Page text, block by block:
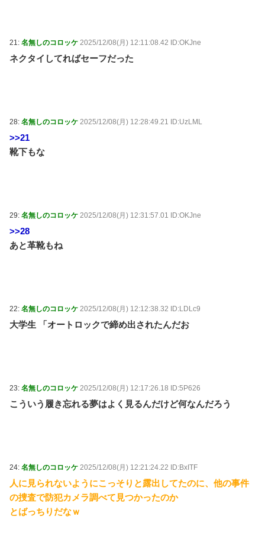
21: 名無しのコロッケ 2025/12/08(月) 12:11:08.42 ID:OKJne
ネクタイしてればセーフだった
28: 名無しのコロッケ 2025/12/08(月) 12:28:49.21 ID:UzLML
>>21
靴下もな
29: 名無しのコロッケ 2025/12/08(月) 12:31:57.01 ID:OKJne
>>28
あと革靴もね
22: 名無しのコロッケ 2025/12/08(月) 12:12:38.32 ID:LDLc9
大学生 「オートロックで締め出されたんだお
23: 名無しのコロッケ 2025/12/08(月) 12:17:26.18 ID:5P626
こういう履き忘れる夢はよく見るんだけど何なんだろう
24: 名無しのコロッケ 2025/12/08(月) 12:21:24.22 ID:BxITF
人に見られないようにこっそりと露出してたのに、他の事件
の捜査で防犯カメラ調べて見つかったのか
とばっちりだなｗ